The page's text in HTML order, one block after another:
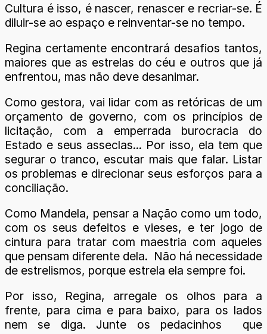
Cultura é isso, é nascer, renascer e recriar-se. É
diluir-se ao espaço e reinventar-se no tempo.
Regina certamente encontrará desafios tantos,
maiores que as estrelas do céu e outros que já
enfrentou, mas não deve desanimar.
Como gestora, vai lidar com as retóricas de um
orçamento de governo, com os princípios de
licitação, com a emperrada burocracia do
Estado e seus asseclas... Por isso, ela tem que
segurar o tranco, escutar mais que falar. Listar
os problemas e direcionar seus esforços para a
conciliação.
Como Mandela, pensar a Nação como um todo,
com os seus defeitos e vieses, e ter jogo de
cintura para tratar com maestria com aqueles
que pensam diferente dela. Não há necessidade
de estrelismos, porque estrela ela sempre foi.
Por isso, Regina, arregale os olhos para a
frente, para cima e para baixo, para os lados
nem se diga. Junte os pedacinhos que